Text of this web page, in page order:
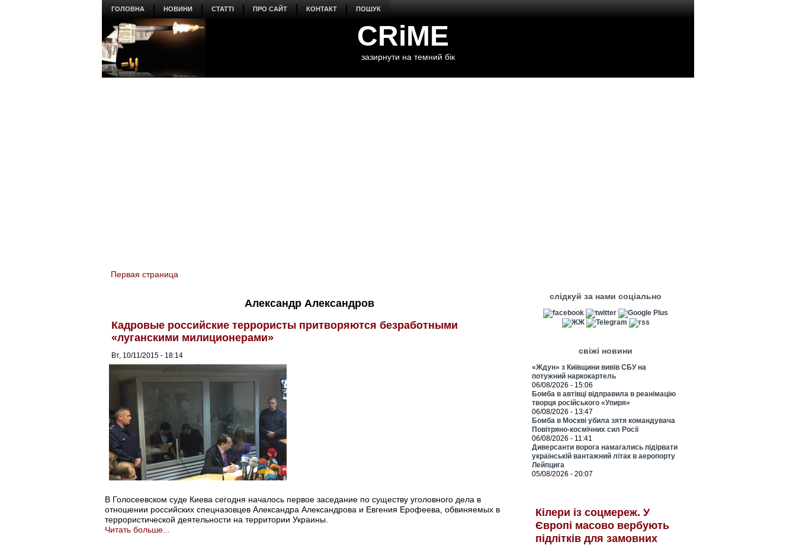
ГОЛОВНА НОВИНИ СТАТТІ ПРО САЙТ КОНТАКТ ПОШУК
CRiME
зазирнути на темний бік
You are here
Первая страница
Александр Александров
Кадровые российские террористы притворяются безработными
«луганскими милиционерами»
Вт, 10/11/2015 - 18:14
В Голосеевском суде Киева сегодня началось первое заседание по существу уголовного дела в
отношении российских спецназовцев Александра Александрова и Евгения Ерофеева, обвиняемых в
террористической деятельности на территории Украины.
Читать больше...
слідкуй за нами соціально
свіжі новини
«Ждун» з Київщини вивів СБУ на
потужний наркокартель
06/08/2026 - 15:06
Бомба в автівці відправила в реанімацію
творця російського «Упиря»
06/08/2026 - 13:47
Бомба в Москві убила зятя командувача
Повітряно-космічних сил Росії
06/08/2026 - 11:41
Диверсанти ворога намагались підірвати
українській вантажний літак в аеропорту
Лейпцига
05/08/2026 - 20:07
Кілери із соцмереж. У
Європі масово вербують
підлітків для замовних